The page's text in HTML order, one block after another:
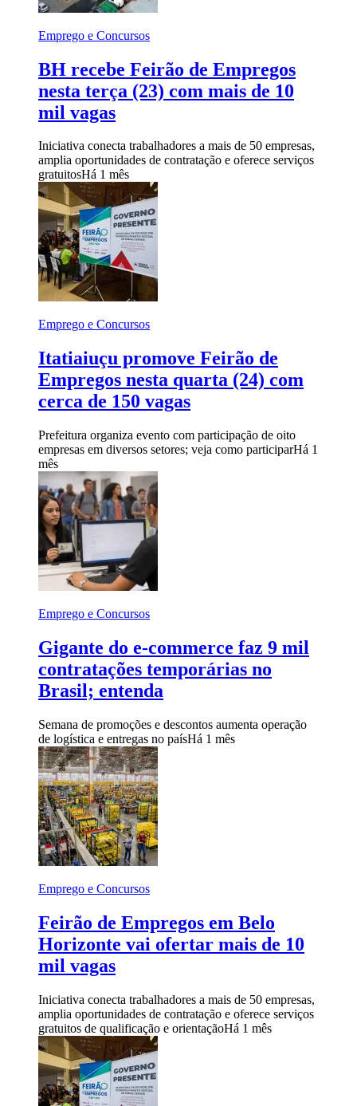
Emprego e Concursos
BH recebe Feirão de Empregos
nesta terça (23) com mais de 10
mil vagas
Iniciativa conecta trabalhadores a mais de 50 empresas,
amplia oportunidades de contratação e oferece serviços
gratuitosHá 1 mês
Emprego e Concursos
Itatiaiuçu promove Feirão de
Empregos nesta quarta (24) com
cerca de 150 vagas
Prefeitura organiza evento com participação de oito
empresas em diversos setores; veja como participarHá 1
mês
Emprego e Concursos
Gigante do e-commerce faz 9 mil
contratações temporárias no
Brasil; entenda
Semana de promoções e descontos aumenta operação
de logística e entregas no paísHá 1 mês
Emprego e Concursos
Feirão de Empregos em Belo
Horizonte vai ofertar mais de 10
mil vagas
Iniciativa conecta trabalhadores a mais de 50 empresas,
amplia oportunidades de contratação e oferece serviços
gratuitos de qualificação e orientaçãoHá 1 mês